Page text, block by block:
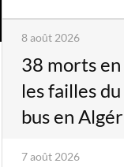
8 août 2026
38 morts en
les failles
bus en
7 août 2026